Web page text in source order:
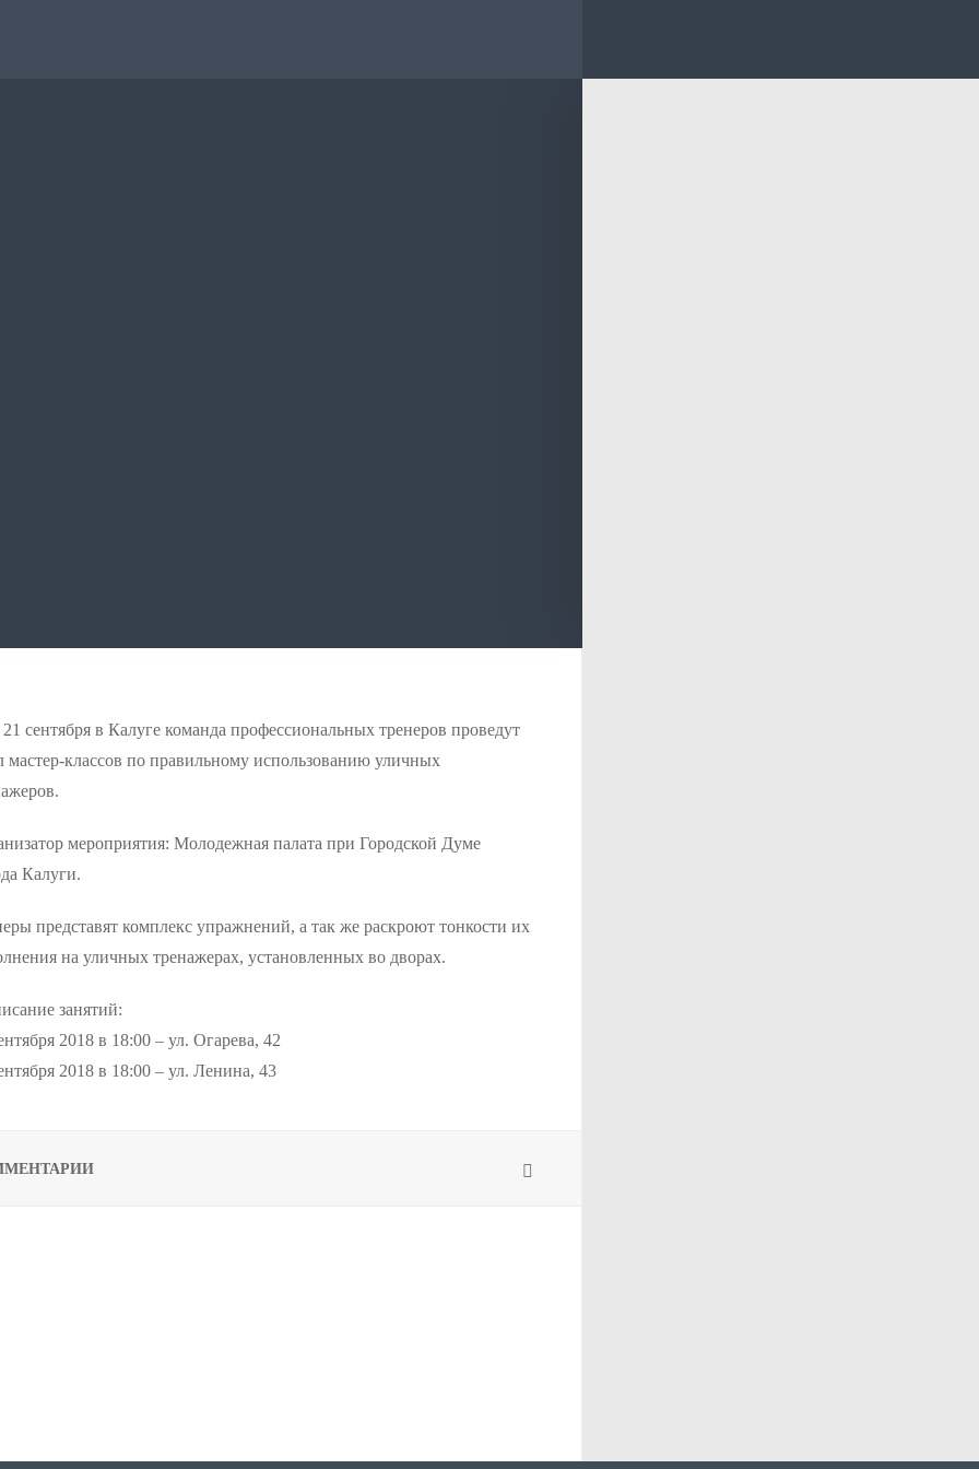
сентября в Калуге команда профессиональных тренеров проведут
мастер-классов по правильному использованию уличных
мероприятия: Молодежная палата при Городской Думе
Калуги.
представят комплекс упражнений, а так же раскроют тонкости их
на уличных тренажерах, установленных во дворах.
занятий:
2018 в 18:00 – ул. Огарева, 42
2018 в 18:00 – ул. Ленина, 43